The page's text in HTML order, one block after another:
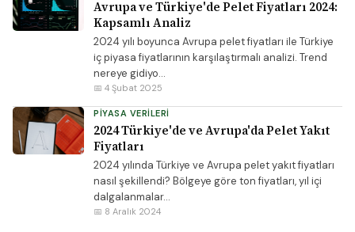
Avrupa ve Türkiye'de Pelet Fiyatları 2024:
Kapsamlı Analiz
2024 yılı boyunca Avrupa pelet fiyatları ile Türkiye
iç piyasa fiyatlarının karşılaştırmalı analizi. Trend
nereye gidiyo...
📅 4 Şubat 2025
PIYASA VERILERI
2024 Türkiye'de ve Avrupa'da Pelet Yakıt
Fiyatları
2024 yılında Türkiye ve Avrupa pelet yakıt fiyatları
nasıl şekillendi? Bölgeye göre ton fiyatları, yıl içi
dalgalanmalar...
📅 8 Aralık 2024